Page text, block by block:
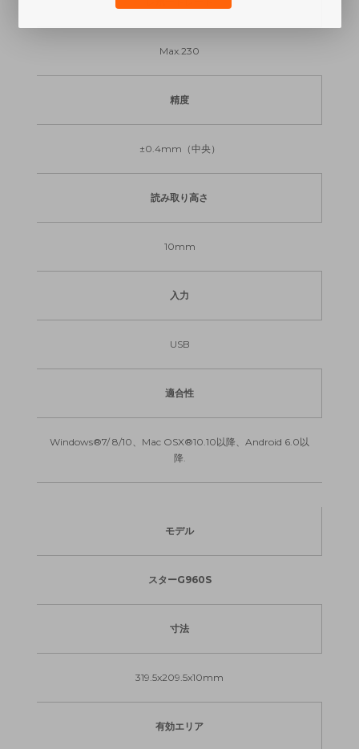
Max.230
精度
±0.4mm（中央）
読み取り高さ
10mm
入力
USB
適合性
Windows®7/ 8/10、Mac OSX®10.10以降、Android 6.0以
降.
モデル
スターG960S
寸法
319.5x209.5x10mm
有効エリア